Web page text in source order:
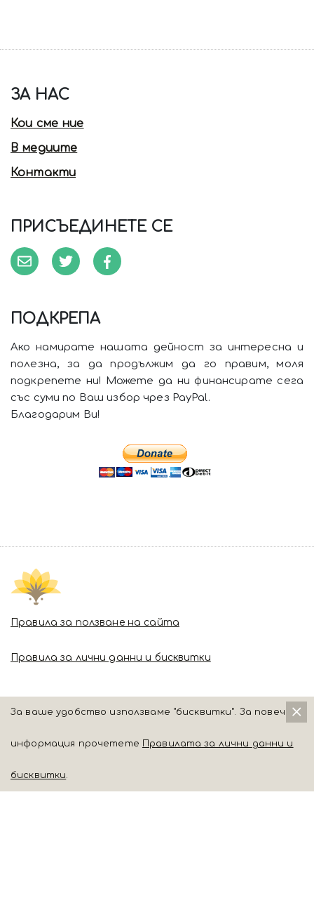
ЗА НАС
Кои сме ние
В медиите
Контакти
ПРИСЪЕДИНЕТЕ СЕ
ПОДКРЕПА
Ако намирате нашата дейност за интересна и
полезна, за да продължим да го правим, моля
подкрепете ни! Можете да ни финансирате сега
със суми по Ваш избор чрез PayPal.
Благодарим Ви!
Правила за ползване на сайта
Правила за лични данни и бисквитки
За ваше удобство използваме "бисквитки". За повече
информация прочетете Правилата за лични данни и
бисквитки.